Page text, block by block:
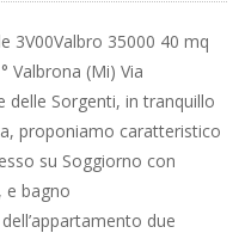
3V00Valbro 35000 40 mq
Valbrona (Mi) Via
delle Sorgenti, in tranquillo
proponiamo caratteristico
su Soggiorno con
e bagno
due